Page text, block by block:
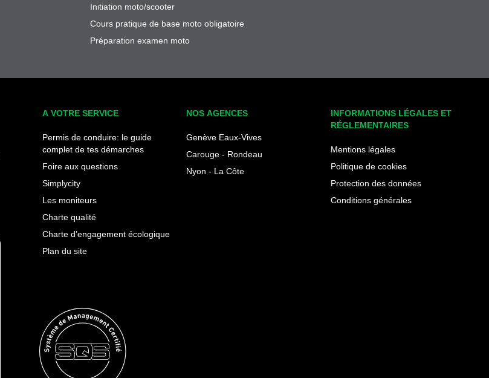
Initiation moto/scooter
Cours pratique de base moto obligatoire
Préparation examen moto
A VOTRE SERVICE
Permis de conduire: le guide
complet de tes démarches
Foire aux questions
Simplycity
Les moniteurs
Charte qualité
Charte d’engagement écologique
Plan du site
NOS AGENCES
Genève Eaux-Vives
Carouge - Rondeau
Nyon - La Côte
INFORMATIONS LÉGALES ET
RÉGLEMENTAIRES
Mentions légales
Politique de cookies
Protection des données
Conditions générales